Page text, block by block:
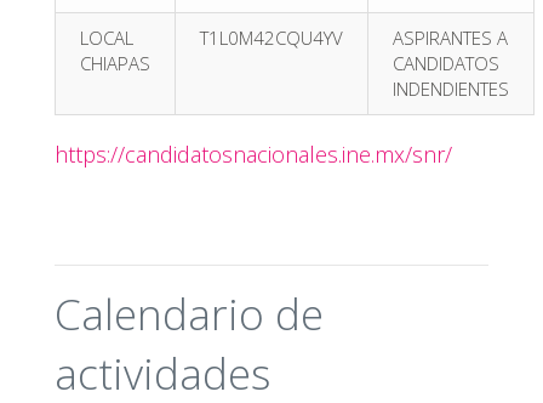
LOCAL
CHIAPAS
T1L0M42CQU4YV
ASPIRANTES A
CANDIDATOS
INDENDIENTES
https://candidatosnacionales.ine.mx/snr/
Calendario de
actividades